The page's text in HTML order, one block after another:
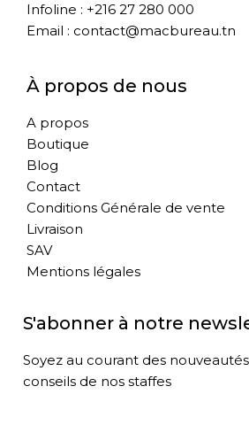
Infoline : +216 27 280 000
Email : contact@macbureau.tn
À propos de nous
A propos
Boutique
Blog
Contact
Conditions Générale de vente
Livraison
SAV
Mentions légales
S'abonner à notre
Soyez au courant des
conseils de nos staffes